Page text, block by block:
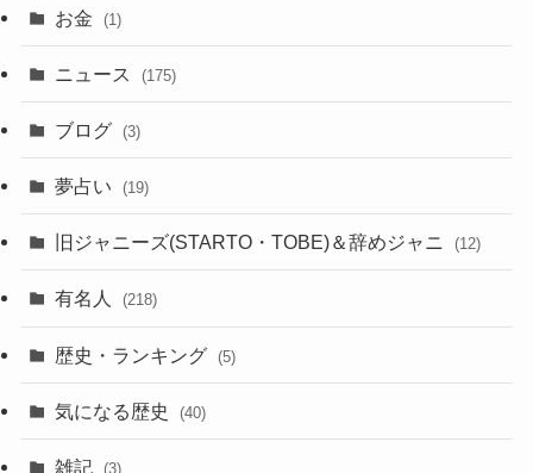
お金 (1)
ニュース (175)
ブログ (3)
夢占い (19)
旧ジャニーズ(STARTO・TOBE)＆辞めジャニ (12)
有名人 (218)
歴史・ランキング (5)
気になる歴史 (40)
雑記 (3)